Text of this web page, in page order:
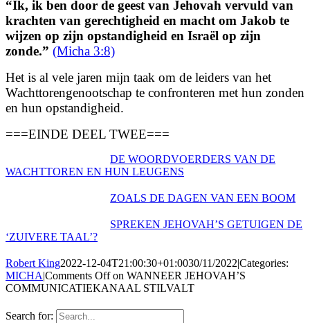
“Ik, ik ben door de geest van Jehovah vervuld van
krachten van gerechtigheid en macht om Jakob te
wijzen op zijn opstandigheid en Israël op zijn
zonde.” (Micha 3:8)
Het is al vele jaren mijn taak om de leiders van het
Wachttorengenootschap te confronteren met hun zonden
en hun opstandigheid.
===EINDE DEEL TWEE===
DE WOORDVOERDERS VAN DE
WACHTTOREN EN HUN LEUGENS
ZOALS DE DAGEN VAN EEN BOOM
SPREKEN JEHOVAH’S GETUIGEN DE
‘ZUIVERE TAAL’?
Robert King2022-12-04T21:00:30+01:0030/11/2022|Categories:
MICHA|Comments Offon WANNEER JEHOVAH’S
COMMUNICATIEKANAAL STILVALT
Search for: